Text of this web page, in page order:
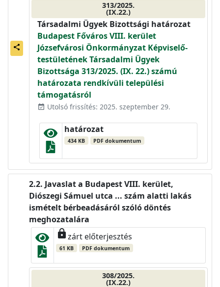
share
313/2025.
(IX.22.)
Társadalmi Ügyek Bizottsági határozat
Budapest Főváros VIII. kerület
Józsefvárosi Önkormányzat Képviselő-
testületének Társadalmi Ügyek
Bizottsága 313/2025. (IX. 22.) számú
határozata rendkívüli települési
támogatásról
event_available Utolsó frissítés: 2025. szeptember 29.
határozat
434 KB PDF dokumentum
Javaslat a Budapest VIII. kerület,
Diószegi Sámuel utca ... szám alatti lakás
ismételt bérbeadásáról szóló döntés
meghozatalára
lockzárt előterjesztés
61 KB PDF dokumentum
308/2025.
(IX.22.)